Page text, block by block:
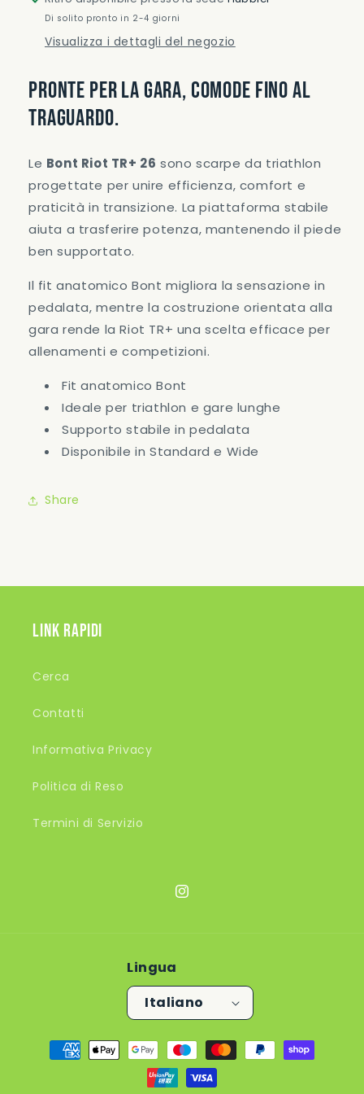
Di solito pronto in 2-4 giorni
Visualizza i dettagli del negozio
Pronte per la gara, comode fino al
traguardo.
Le Bont Riot TR+ 26 sono scarpe da triathlon
progettate per unire efficienza, comfort e
praticità in transizione. La piattaforma stabile
aiuta a trasferire potenza, mantenendo il piede
ben supportato.
Il fit anatomico Bont migliora la sensazione in
pedalata, mentre la costruzione orientata alla
gara rende la Riot TR+ una scelta efficace per
allenamenti e competizioni.
Fit anatomico Bont
Ideale per triathlon e gare lunghe
Supporto stabile in pedalata
Disponibile in Standard e Wide
Share
Link rapidi
Cerca
Contatti
Informativa Privacy
Politica di Reso
Termini di Servizio
Instagram
Lingua
Italiano
Metodi